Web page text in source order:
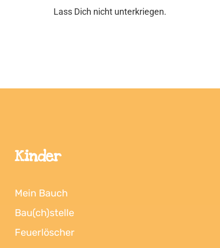
Lass Dich nicht unterkriegen.
Kinder
Mein Bauch
Bau(ch)stelle
Feuerlöscher